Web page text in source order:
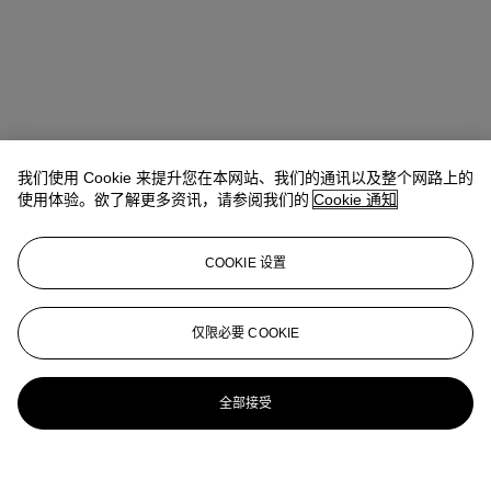
我们使用 Cookie 来提升您在本网站、我们的通讯以及整个网路上的
使用体验。欲了解更多资讯，请参阅我们的 Cookie 通知
COOKIE 设置
仅限必要 COOKIE
全部接受